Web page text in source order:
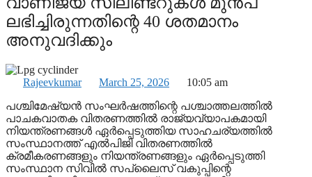
ലഭിച്ചിരുന്നതിന്റെ 40 ശതമാനം
അനുവദിക്കും
Rajeevkumar March 25, 2026
10:05 am
പശ്ചിമേഷ്യന്‍ സംഘര്‍ഷത്തിന്റെ പശ്ചാത്തലത്തില്‍
പാചകവാതക വിതരണത്തില്‍ രാജ്യവ്യാപകമായി
നിയന്ത്രണങ്ങള്‍ ഏര്‍പ്പെടുത്തിയ സാഹചര്യത്തില്‍
സംസ്ഥാനത്ത് എല്‍പിജി വിതരണത്തില്‍
ക്രമീകരണങ്ങളും നിയന്ത്രണങ്ങളും ഏര്‍പ്പെടുത്തി
സംസ്ഥാന സിവില്‍ സപ്ലൈസ് വകുപ്പിന്റെ